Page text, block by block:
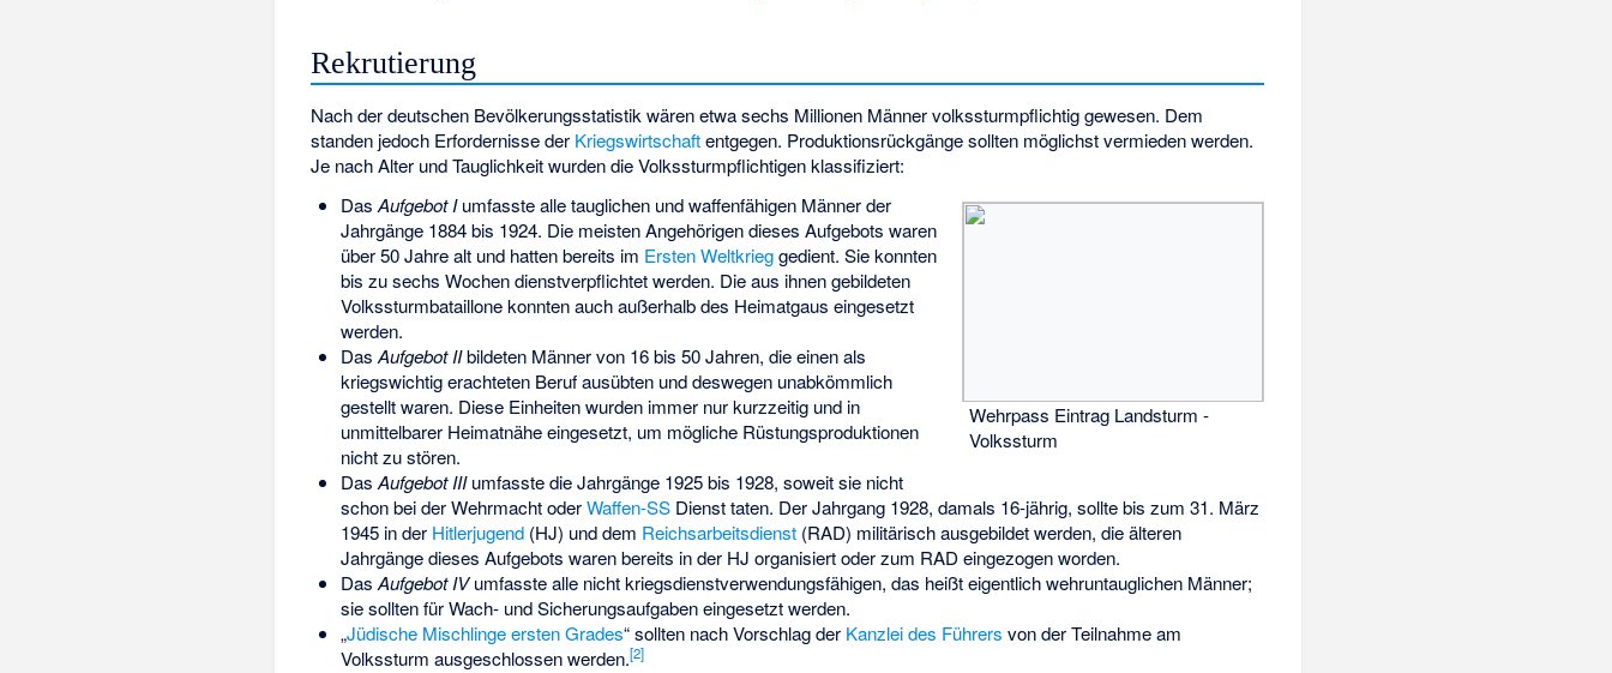
Rekrutierung
Nach der deutschen Bevölkerungsstatistik wären etwa sechs Millionen Männer volkssturmpflichtig gewesen. Dem
standen jedoch Erfordernisse der Kriegswirtschaftentgegen. Produktionsrückgänge sollten möglichst vermieden werden.
Je nach Alter und Tauglichkeit wurden die Volkssturmpflichtigen klassifiziert:
Wehrpass Eintrag Landsturm -
Volkssturm
Das Aufgebot Iumfasste alle tauglichen und waffenfähigen Männer der
Jahrgänge 1884 bis 1924. Die meisten Angehörigen dieses Aufgebots waren
über 50 Jahre alt und hatten bereits im Ersten Weltkrieggedient. Sie konnten
bis zu sechs Wochen dienstverpflichtet werden. Die aus ihnen gebildeten
Volkssturmbataillone konnten auch außerhalb des Heimatgaus eingesetzt
werden.
Das Aufgebot IIbildeten Männer von 16 bis 50 Jahren, die einen als
kriegswichtig erachteten Beruf ausübten und deswegen unabkömmlich
gestelltwaren. Diese Einheiten wurden immer nur kurzzeitig und in
unmittelbarer Heimatnähe eingesetzt, um mögliche Rüstungsproduktionen
nicht zu stören.
Das Aufgebot IIIumfasste die Jahrgänge 1925 bis 1928, soweit sie nicht
schon bei der Wehrmacht oderWaffen-SSDienst taten. Der Jahrgang 1928, damals 16-jährig, sollte bis zum 31. März
1945 in der Hitlerjugend(HJ) und dem Reichsarbeitsdienst(RAD) militärisch ausgebildet werden, die älteren
Jahrgänge dieses Aufgebots waren bereits in der HJ organisiert oder zum RAD eingezogen worden.
Das Aufgebot IVumfasste alle nicht kriegsdienstverwendungsfähigen, das heißt eigentlich wehruntauglichen Männer;
sie sollten für Wach- und Sicherungsaufgaben eingesetzt werden.
„Jüdische Mischlinge ersten Grades“ sollten nach Vorschlag der Kanzlei des Führers von der Teilnahme am
Volkssturm ausgeschlossen werden.[2]